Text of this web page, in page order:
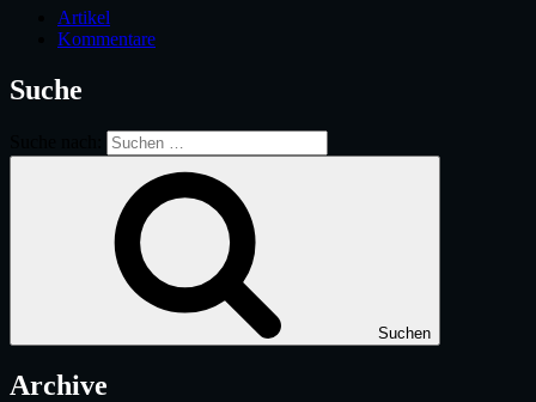
Artikel
Kommentare
Suche
Suchen
Archive